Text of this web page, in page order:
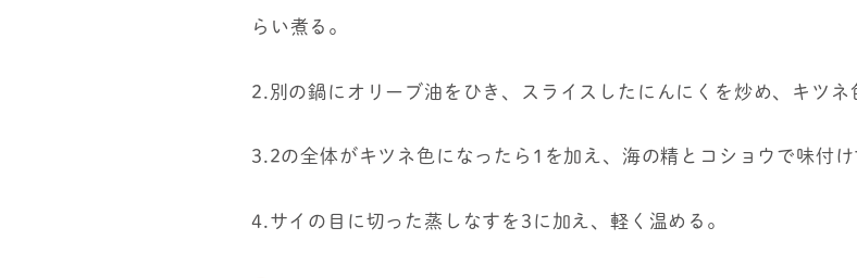
らい煮る。
2.別の鍋にオリーブ油をひき、スライスしたにんにくを炒め、キツネ
3.2の全体がキツネ色になったら1を加え、海の精とコショウで味付け
4.サイの目に切った蒸しなすを3に加え、軽く温める。